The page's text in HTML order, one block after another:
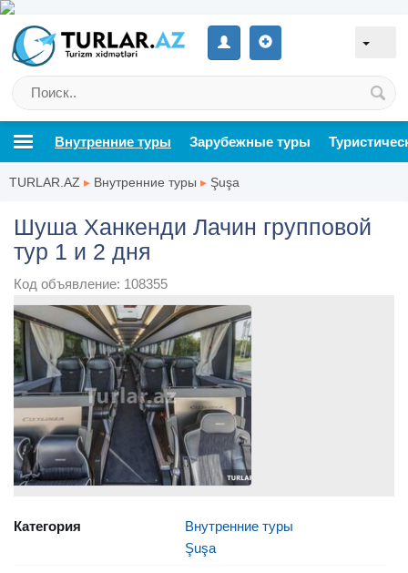
Внутренние туры Зарубежные туры
TURLAR.AZ ▸ Внутренние туры ▸ Şuşa
Шуша Ханкенди Лачин групповой
тур 1 и 2 дня
Код объявление: 108355
Категория
Внутренние туры
Şuşa